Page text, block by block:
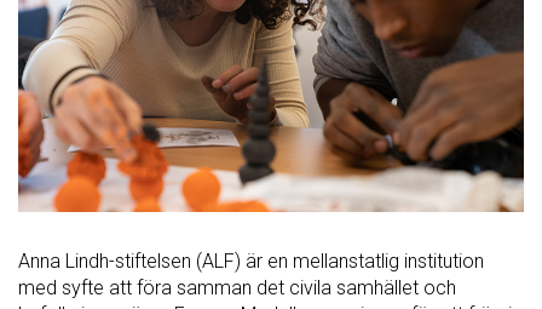
Anna Lindh-stiftelsen (ALF) är en mellanstatlig institution
med syfte att föra samman det civila samhället och